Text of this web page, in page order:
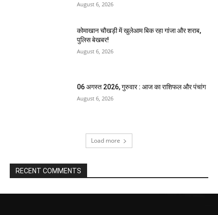
August 6, 2026
कोमाखान चौखड़ी में खुलेआम बिक रहा गांजा और शराब,
पुलिस बेखबर!
August 6, 2026
06 अगस्त 2026, गुरुवार : आज का राशिफल और पंचांग
August 6, 2026
Load more
RECENT COMMENTS